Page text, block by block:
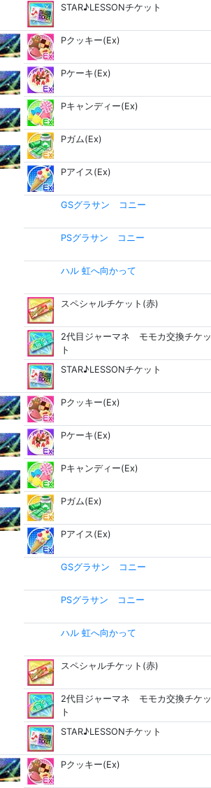
STAR♪LESSONチケット
Pクッキー(Ex)
Pケーキ(Ex)
Pキャンディー(Ex)
Pガム(Ex)
Pアイス(Ex)
GSグラサン コニー
PSグラサン コニー
ハル 虹へ向かって
スペシャルチケット(赤)
2代目ジャーマネ モモカ交換チケッ
ト
STAR♪LESSONチケット
Pクッキー(Ex)
Pケーキ(Ex)
Pキャンディー(Ex)
Pガム(Ex)
Pアイス(Ex)
GSグラサン コニー
PSグラサン コニー
ハル 虹へ向かって
スペシャルチケット(赤)
2代目ジャーマネ モモカ交換チケッ
ト
STAR♪LESSONチケット
Pクッキー(Ex)